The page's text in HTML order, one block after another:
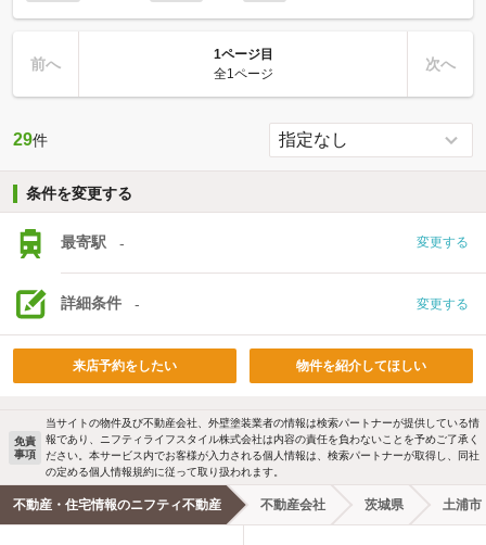
前へ
1ページ目
全1ページ
次へ
29件
条件を変更する
最寄駅 - 変更する
詳細条件 - 変更する
来店予約をしたい 物件を紹介してほしい
免責
事項
当サイトの物件及び不動産会社、外壁塗装業者の情報は検索パートナーが提供している情
報であり、ニフティライフスタイル株式会社は内容の責任を負わないことを予めご了承く
ださい。本サービス内でお客様が入力される個人情報は、検索パートナーが取得し、同社
の定める個人情報規約に従って取り扱われます。
不動産・住宅情報のニフティ不動産 不動産会社 茨城県 土浦市